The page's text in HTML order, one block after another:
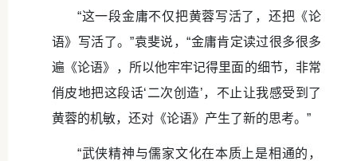
“这一段金庸不仅把黄蓉写活了，还把《论
语》写活了。”袁斐说，“金庸肯定读过很多很多
遍《论语》，所以他牢牢记得里面的细节，非常
俏皮地把这段话‘二次创造’，不止让我感受到了
黄蓉的机敏，还对《论语》产生了新的思考。”
“武侠精神与儒家文化在本质上是相通的，